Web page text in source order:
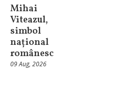
Mihai
Viteazul,
simbol
național
românesc
09 Aug, 2026